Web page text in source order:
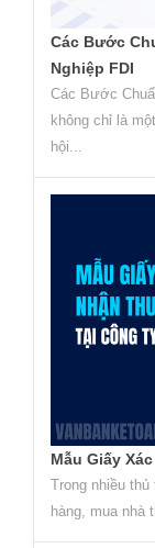
Các Bước
Nghiệp FDI
Các Bước
không chỉ là
hội...
Mẫu Giấy
Trong nhiều
hàng, mua nhà